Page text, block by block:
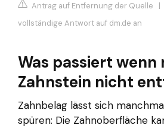
Antrag auf Entfernung der Quelle |
vollständige Antwort auf dm.de an
Was passiert wenn
Zahnstein nicht
Zahnbelag lässt sich
spüren: Die Zahnoberfläche